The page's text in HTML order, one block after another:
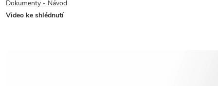
Dokumenty - Návod
Video ke shlédnutí